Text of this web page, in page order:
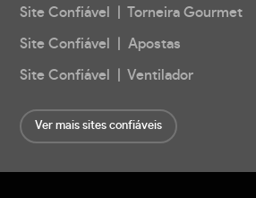
Site Confiável | Torneira Gourmet
Site Confiável | Apostas
Site Confiável | Ventilador
Ver mais sites confiáveis